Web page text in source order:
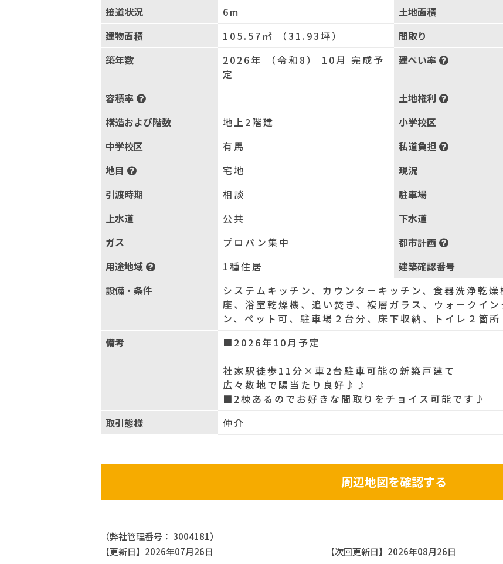
接道状況
6m 土地面積
建物面積
105.57㎡ （31.93坪） 間取り
築年数
2026年 （令和8） 10月 完成予
定
建ぺい率
容積率 土地権利
構造および階数
地上2階建 小学校区
中学校区
有馬
私道負担
地目
宅地 現況
引渡時期
相談 駐車場
上水道
公共 下水道
ガス
プロパン集中 都市計画
用途地域
1種住居 建築確認番号
設備・条件
システムキッチン、カウンターキッチン、食器洗浄乾
座、浴室乾燥機、追い焚き、複層ガラス、ウォークイ
ン、ペット可、駐車場２台分、床下収納、トイレ２箇所
備考
■2026年10月予定
社家駅徒歩11分×車2台駐車可能の新築戸建て
広々敷地で陽当たり良好♪♪
■2棟あるのでお好きな間取りをチョイス可能です♪
取引態様
仲介
周辺地図を確認する
（弊社管理番号： 3004181）
【更新日】2026年07月26日
【次回更新日】2026年08月26日